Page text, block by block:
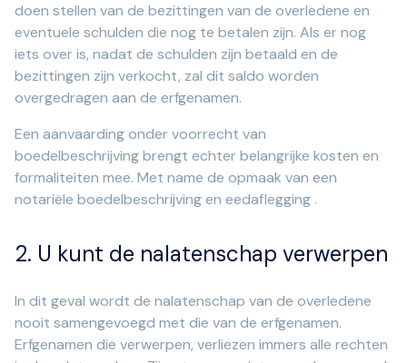
doen stellen van de bezittingen van de overledene en
eventuele schulden die nog te betalen zijn. Als er nog
iets over is, nadat de schulden zijn betaald en de
bezittingen zijn verkocht, zal dit saldo worden
overgedragen aan de erfgenamen.
Een aanvaarding onder voorrecht van
boedelbeschrijving brengt echter belangrijke kosten en
formaliteiten mee. Met name de opmaak van een
notariële boedelbeschrijving en eedaflegging .
2. U kunt de nalatenschap verwerpen
In dit geval wordt de nalatenschap van de overledene
nooit samengevoegd met die van de erfgenamen.
Erfgenamen die verwerpen, verliezen immers alle rechten